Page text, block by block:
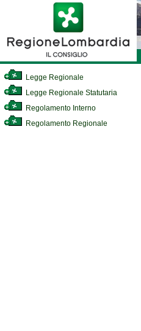
Legge Regionale
Legge Regionale Statutaria
Regolamento Interno
Regolamento Regionale